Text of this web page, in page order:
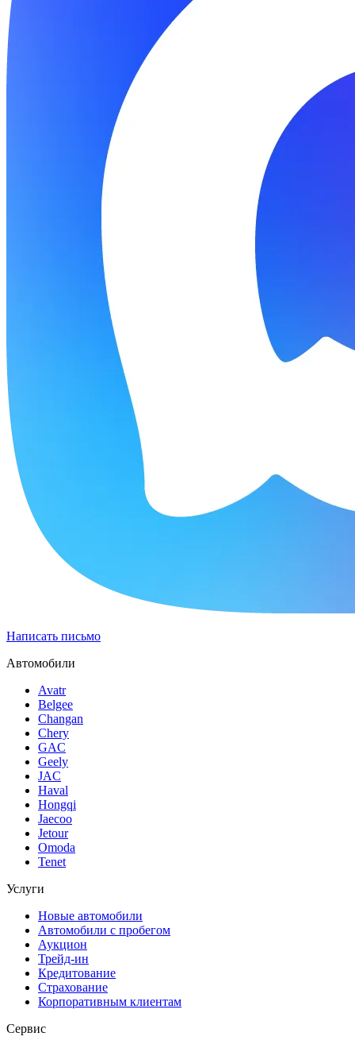
Написать письмо
Автомобили
Avatr
Belgee
Changan
Chery
GAC
Geely
JAC
Haval
Hongqi
Jaecoo
Jetour
Omoda
Tenet
Услуги
Новые автомобили
Автомобили с пробегом
Аукцион
Трейд-ин
Кредитование
Страхование
Корпоративным клиентам
Сервис